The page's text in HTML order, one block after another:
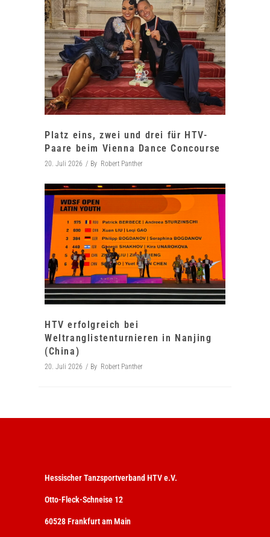
Platz eins, zwei und drei für HTV-
Paare beim Vienna Dance Concourse
20. Juli 2026 By Robert Panther
HTV erfolgreich bei
Weltranglistenturnieren in Nanjing
(China)
20. Juli 2026 By Robert Panther
Hessischer Tanzsportverband HTV e.V.
Otto-Fleck-Schneise 12
60528 Frankfurt am Main